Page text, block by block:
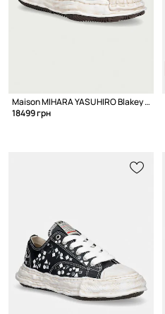
Maison MIHARA YASUHIRO Blakey кеды низкие
18499 грн